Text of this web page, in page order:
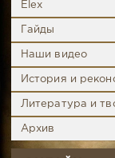
Elex
Гайды
Наши видео
История и
Литература и
Архив